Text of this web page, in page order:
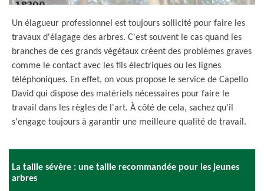
Un élagueur professionnel est toujours sollicité pour faire les
travaux d'élagage des arbres. C'est souvent le cas quand les
branches de ces grands végétaux créent des problèmes graves
comme le contact avec les fils électriques ou les lignes
téléphoniques. En effet, on vous propose le service de Capello
David qui dispose des matériels nécessaires pour faire le
travail dans les règles de l'art. À côté de cela, sachez qu'il
s'engage toujours à garantir une meilleure qualité de travail.
La taille sévère : une taille recommandée pour les jeunes
arbres